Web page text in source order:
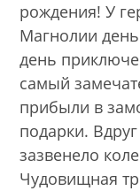
рождения! У
Магнолии
день
самый
прибыли в
подарки.
зазвенело
Чудовищная